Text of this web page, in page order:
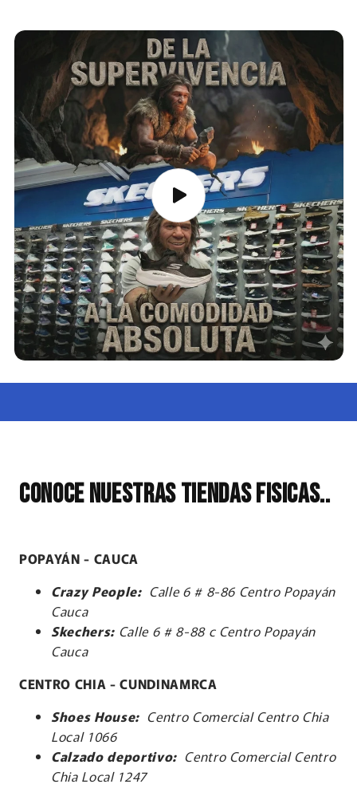
conoce nuestras tiendas fisicas..
POPAYÁN - CAUCA
Crazy People:Calle 6 # 8-86 Centro Popayán
Cauca
Skechers: Calle 6 # 8-88 c Centro Popayán
Cauca
CENTRO CHIA - CUNDINAMRCA
Shoes House:Centro Comercial Centro Chia
Local 1066
Calzado deportivo:Centro Comercial Centro
Chia Local 1247